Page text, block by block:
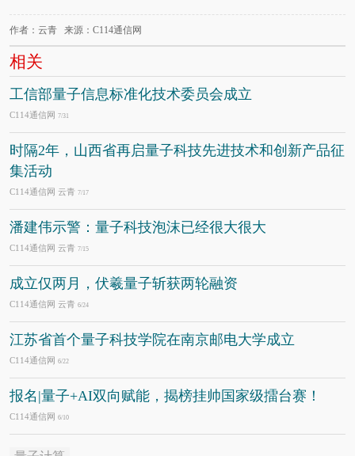
作者：云青 来源：C114通信网
相关
工信部量子信息标准化技术委员会成立
C114通信网 7/31
时隔2年，山西省再启量子科技先进技术和创新产品征
集活动
C114通信网 云青 7/17
潘建伟示警：量子科技泡沫已经很大很大
C114通信网 云青 7/15
成立仅两月，伏羲量子斩获两轮融资
C114通信网 云青 6/24
江苏省首个量子科技学院在南京邮电大学成立
C114通信网 6/22
报名|量子+AI双向赋能，揭榜挂帅国家级擂台赛！
C114通信网 6/10